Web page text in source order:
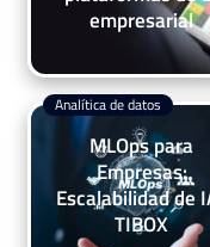
empresarial
MLOps para
Empresas:
Escalabilidad de
TIBOX
Analítica de datos